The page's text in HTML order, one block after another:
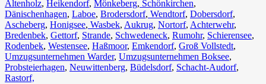
Altenholz, Heikendorf, Mönkeberg, Schönkirchen,
Dänischenhagen, Laboe, Brodersdorf, Wendtorf, Dobersdorf,
Ascheberg, Honigsee, Wasbek, Aukrug, Nortorf, Achterwehr,
Bredenbek, Gettorf, Strande, Schwedeneck, Rumohr, Schierensee,
Rodenbek, Westensee, Haßmoor, Emkendorf, Groß Vollstedt,
Umzugsunternehmen Warder, Umzugsunternehmen Boksee,
Probsteierhagen, Neuwittenberg, Büdelsdorf, Schacht-Audorf,
Rastorf,